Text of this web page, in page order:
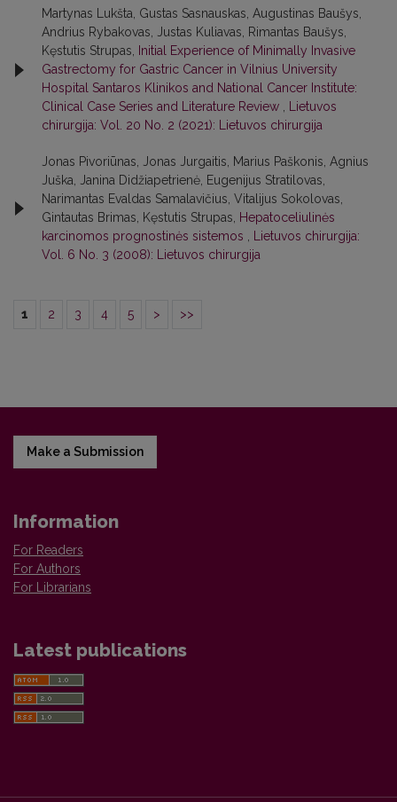
Martynas Lukšta, Gustas Sasnauskas, Augustinas Baušys,
Andrius Rybakovas, Justas Kuliavas, Rimantas Baušys,
Kęstutis Strupas,
Initial Experience of Minimally Invasive
Gastrectomy for Gastric Cancer in Vilnius University
Hospital Santaros Klinikos and National Cancer Institute:
Clinical Case Series and Literature Review
Lietuvos
chirurgija: Vol. 20 No. 2 (2021): Lietuvos chirurgija
Jonas Pivoriūnas, Jonas Jurgaitis, Marius Paškonis, Agnius
Juška, Janina Didžiapetrienė, Eugenijus Stratilovas,
Narimantas Evaldas Samalavičius, Vitalijus Sokolovas,
Gintautas Brimas, Kęstutis Strupas,
Hepatoceliulinės
karcinomos prognostinės sistemos
Lietuvos chirurgija:
Vol. 6 No. 3 (2008): Lietuvos chirurgija
1 2 3 4 5 > >>
Make a Submission
Information
For Readers
For Authors
For Librarians
Latest publications